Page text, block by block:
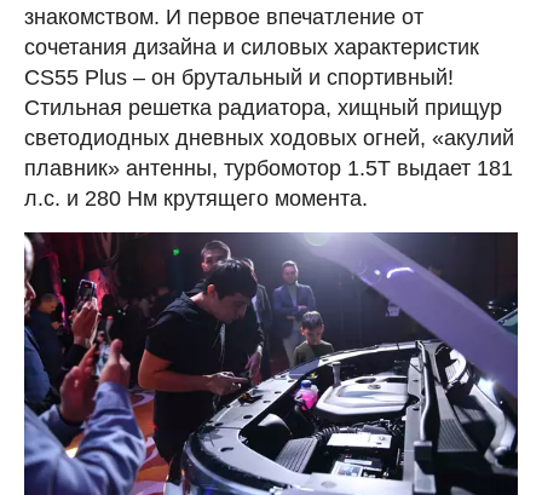
знакомством. И первое впечатление от
сочетания дизайна и силовых характеристик
CS55 Plus – он брутальный и спортивный!
Стильная решетка радиатора, хищный прищур
светодиодных дневных ходовых огней, «акулий
плавник» антенны, турбомотор 1.5T выдает 181
л.с. и 280 Нм крутящего момента.